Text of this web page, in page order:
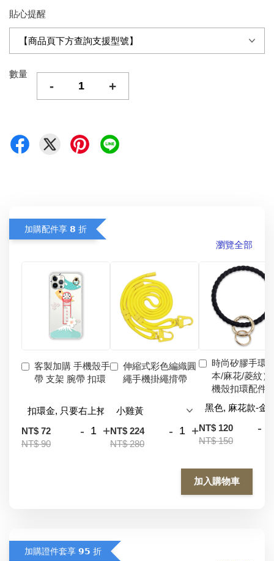
貼心提醒
數量
- +
加購配件享 𝟴 折
瀏覽全部
客製加購 手機殼手
帶 支架 腕帶 扣環
NT$ 72
NT$ 90
- +
伸縮式彩色編織圓
繩手機掛繩揹帶
NT$ 224
NT$ 280
- +
時尚矽膠手環
本/麻花/菱紋）
機殼扣環配件
NT$ 120
NT$ 150
-
加入購物車
加購證件套享 𝟵𝟱 折